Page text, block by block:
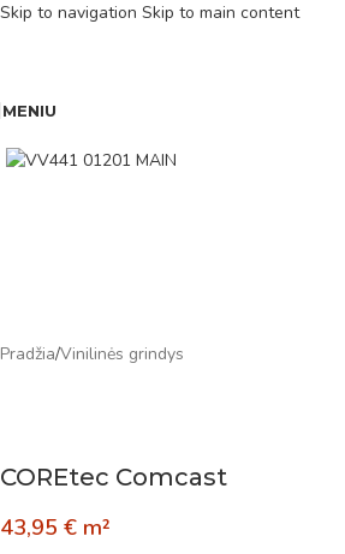
Skip to navigation Skip to main content
MENIU
Pradžia/Vinilinės grindys
COREtec Comcast
43,95 € m²